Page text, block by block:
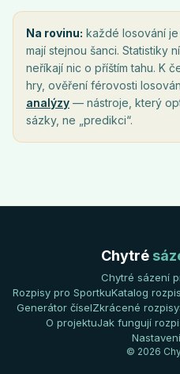
Na rovinu: každé losování
mají stejnou šanci. Statistiky
neříkají nic o příštím tahu. K
hry, ověření férovosti
analýzy — nástroje, který
sázky, ne „predikci“.
Chytré
Chytré sázení
Rozpisy pro SportkuKatalog
Generátor číselZkrácené rozpisy
O projektuJak fungují
© 2026